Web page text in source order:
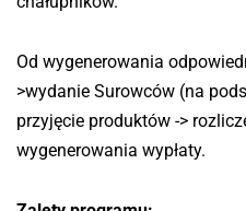
chałupników.
Od wygenerowania
>wydanie Surowców (na
przyjęcie produktów ->
wygenerowania wypłaty.